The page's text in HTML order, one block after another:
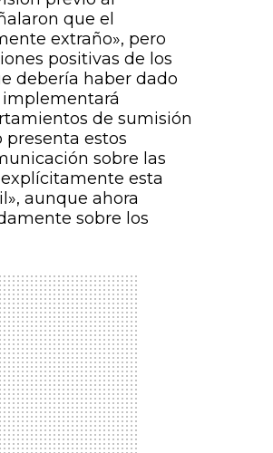
que el
extraño», pero
positivas de los
debería haber dado
implementará
de sumisión
estos
sobre las
esta
aunque ahora
sobre los